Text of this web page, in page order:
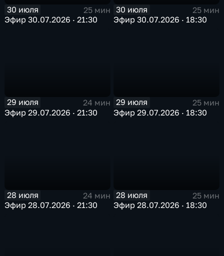
30 июля
25 мин
Эфир 30.07.2026 · 21:30
30 июля
25 мин
Эфир 30.07.2026 · 18:30
29 июля
24 мин
Эфир 29.07.2026 · 21:30
29 июля
25 мин
Эфир 29.07.2026 · 18:30
28 июля
24 мин
Эфир 28.07.2026 · 21:30
28 июля
25 мин
Эфир 28.07.2026 · 18:30